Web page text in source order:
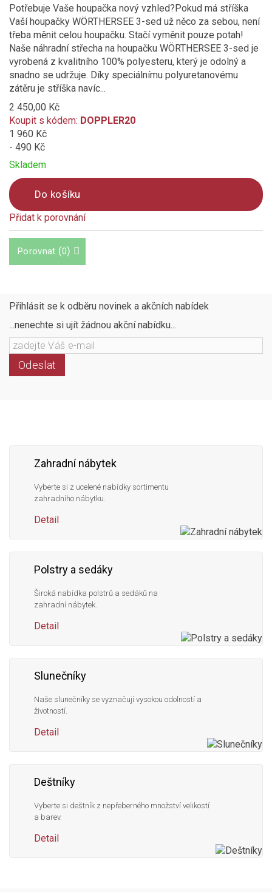
Potřebuje Vaše houpačka nový vzhled?Pokud má stříška
Vaší houpačky WÖRTHERSEE 3-sed už něco za sebou, není
třeba měnit celou houpačku. Stačí vyměnit pouze potah!
Naše náhradní střecha na houpačku WÖRTHERSEE 3-sed je
vyrobená z kvalitního 100% polyesteru, který je odolný a
snadno se udržuje. Díky speciálnímu polyuretanovému
zátěru je stříška navíc...
2 450,00 Kč
Koupit s kódem: DOPPLER20
1 960 Kč
- 490 Kč
Skladem
Do košíku
Přidat k porovnání
Product
added
Porovnat (0)
Přihlásit se k odběru novinek a akčních nabídek
...nenechte si ujít žádnou akční nabídku...
Odeslat
Zahradní nábytek
Vyberte si z ucelené nabídky sortimentu
zahradního nábytku.
Detail
Polstry a sedáky
Široká nabídka polstrů a sedáků na
zahradní nábytek.
Detail
Slunečníky
Naše slunečníky se vyznačují vysokou odolností a
životností.
Detail
Deštníky
Vyberte si deštník z nepřeberného množství velikostí
a barev.
Detail